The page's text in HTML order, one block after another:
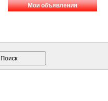
Мои объявления